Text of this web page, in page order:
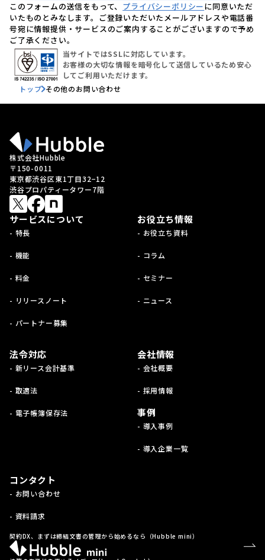
このフォームの送信をもって、 プライバシーポリシーに同意いただ
いたものとみなします。ご登録いただいたメールアドレスや電話番
号宛に情報提供・サービスのご案内することがございますので予め
ご了承ください。
当サイトではSSLに対応しています。
お客様の大切な情報を暗号化して送信しているため安心
してご利用いただけます。
トップ その他のお問い合わせ
株式会社Hubble
〒150-0011
東京都渋谷区東1丁目32−12
渋谷プロパティータワー7階
サービスについて
- 特長
- 機能
- 料金
- リリースノート
- パートナー募集
お役立ち情報
- お役立ち資料
- コラム
- セミナー
- ニュース
法令対応
- 新リース会計基準
- 取適法
- 電子帳簿保存法
会社情報
- 会社概要
- 採用情報
事例
- 導入事例
- 導入企業一覧
コンタクト
- お問い合わせ
- 資料請求
契約DX、まずは締結文書の管理から始めるなら（Hubble mini）